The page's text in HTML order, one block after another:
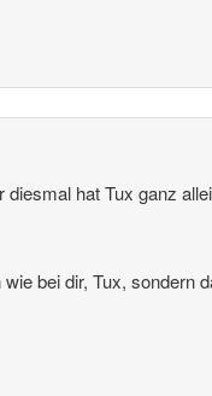
hat Tux ganz
bei dir, Tux, sondern